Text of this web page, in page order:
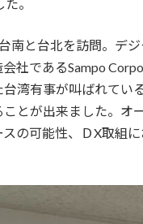
。
南と台北を訪問。デ
社であるSampo
湾有事が叫ばれてい
とが出来ました。オ
の可能性、ＤX取組